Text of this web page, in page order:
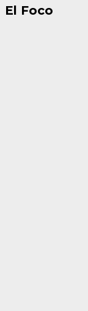
El Foco